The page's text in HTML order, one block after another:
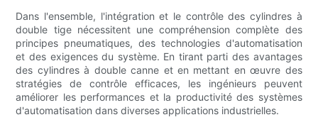
Dans l'ensemble, l'intégration et le contrôle des cylindres à
double tige nécessitent une compréhension complète des
principes pneumatiques, des technologies d'automatisation
et des exigences du système. En tirant parti des avantages
des cylindres à double canne et en mettant en œuvre des
stratégies de contrôle efficaces, les ingénieurs peuvent
améliorer les performances et la productivité des systèmes
d'automatisation dans diverses applications industrielles.